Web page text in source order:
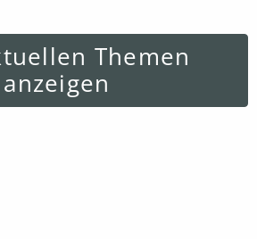
Themen
anzeigen